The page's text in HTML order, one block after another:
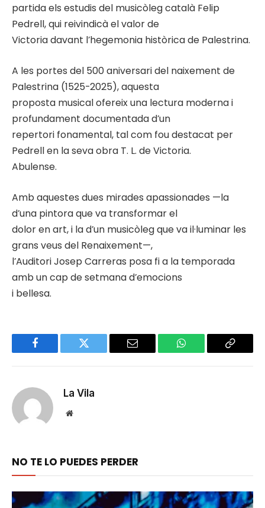
partida els estudis del musicòleg català Felip
Pedrell, qui reivindicà el valor de
Victoria davant l’hegemonia històrica de Palestrina.
A les portes del 500 aniversari del naixement de
Palestrina (1525-2025), aquesta
proposta musical ofereix una lectura moderna i
profundament documentada d’un
repertori fonamental, tal com fou destacat per
Pedrell en la seva obra T. L. de Victoria.
Abulense.
Amb aquestes dues mirades apassionades —la
d’una pintora que va transformar el
dolor en art, i la d’un musicòleg que va il·luminar les
grans veus del Renaixement—,
l’Auditori Josep Carreras posa fi a la temporada
amb un cap de setmana d’emocions
i bellesa.
Facebook Twitter Email WhatsApp Copy
La Vila
Website
NO TE LO PUEDES PERDER